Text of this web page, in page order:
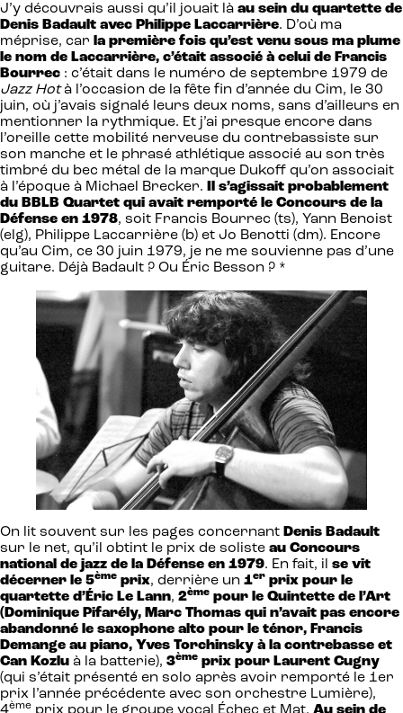
J’y découvrais aussi qu’il jouait là au sein du quartette de
Denis Badault avec Philippe Laccarrière. D’où ma
méprise, car la première fois qu’est venu sous ma plume
le nom de Laccarrière, c’était associé à celui de Francis
Bourrec : c’était dans le numéro de septembre 1979 de
Jazz Hotà l’occasion de la fête fin d’année du Cim, le 30
juin, où j’avais signalé leurs deux noms, sans d’ailleurs en
mentionner la rythmique. Et j’ai presque encore dans
l’oreille cette mobilité nerveuse du contrebassiste sur
son manche et le phrasé athlétique associé au son très
timbré du bec métal de la marque Dukoff qu’on associait
à l’époque à Michael Brecker.
Il s’agissait probablement
du BBLB Quartet qui avait remporté le Concours de la
Défense en 1978, soit Francis Bourrec (ts), Yann Benoist
(elg), Philippe Laccarrière (b) et Jo Benotti (dm). Encore
qu’au Cim, ce 30 juin 1979, je ne me souvienne pas d’une
guitare. Déjà Badault ? Ou Éric Besson ? *
On lit souvent sur les pages concernant Denis Badault
sur le net, qu’il obtint le prix de soliste au Concours
national de jazz de la Défense en 1979. En fait, il se vit
décerner le 5ème prix, derrière un 1er prix pour le
quartette d’Éric Le Lann, 2ème pour le Quintette de l’Art
(Dominique Pifarély, Marc Thomas qui n’avait pas encore
abandonné le saxophone alto pour le ténor, Francis
Demange au piano, Yves Torchinsky à la contrebasse et
Can Kozlu à la batterie), 3ème prix pour Laurent Cugny
(qui s’était présenté en solo après avoir remporté le 1er
prix l’année précédente avec son orchestre Lumière),
ème